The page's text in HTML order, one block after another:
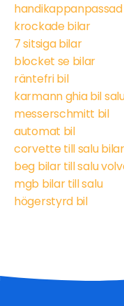
krockade bilar
7 sitsiga bilar
blocket se bilar
räntefri bil
karmann ghia bil
messerschmitt bil
automat bil
corvette till salu bilar
beg bilar till salu
mgb bilar till salu
högerstyrd bil